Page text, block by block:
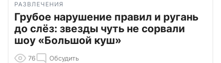
РАЗВЛЕЧЕНИЯ
Грубое нарушение правил и ругань
до слёз: звезды чуть не сорвали
шоу «Большой куш»
76 Обсудить